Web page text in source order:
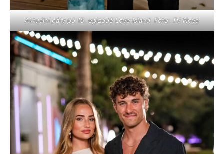
Aktuální páry po 15. epizodě Love Island. Foto: TV Nova